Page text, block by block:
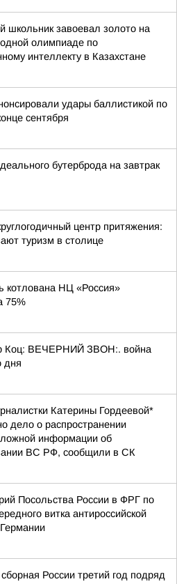
школьник завоевал золото на
олимпиаде по
интеллекту в Казахстане
удары баллистикой по
сентября
бутерброда на завтрак
центр притяжения:
туризм в столице
котлована НЦ «Россия»
75%
Коц: ВЕЧЕРНИЙ ЗВОН:. война
дня
Катерины Гордеевой*
дело о распространении
информации об
ВС РФ, сообщили в СК
Посольства России в ФРГ по
витка антироссийской
России третий год подряд